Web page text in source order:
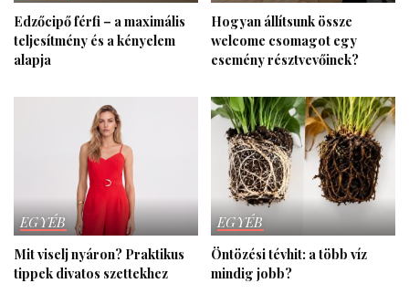
Edzőcipő férfi – a maximális
teljesítmény és a kényelem
alapja
Hogyan állítsunk össze
welcome csomagot egy
esemény résztvevőinek?
EGYÉB
Mit viselj nyáron? Praktikus
tippek divatos szettekhez
EGYÉB
Öntözési tévhit: a több víz
mindig jobb?